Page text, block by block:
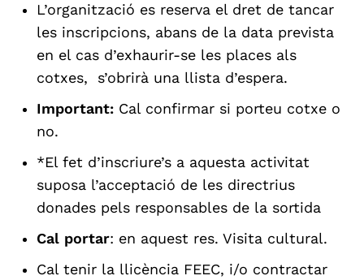
L’organització es reserva el dret de tancar
les inscripcions, abans de la data prevista
en el cas d’exhaurir-se les places als
cotxes, s’obrirà una llista d’espera.
Important: Cal confirmar si porteu cotxe o
no.
*El fet d’inscriure’s a aquesta activitat
suposa l’acceptació de les directrius
donades pels responsables de la sortida
Cal portar: en aquest res. Visita cultural.
Cal tenir la llicència FEEC, i/o contractar